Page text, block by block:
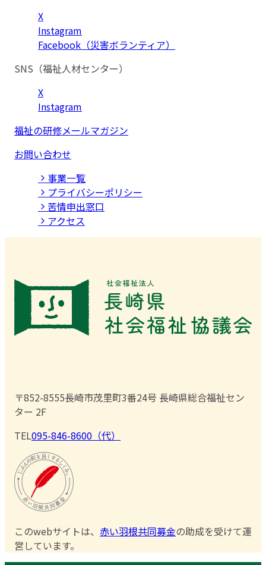
X
Instagram
Facebook（災害ボランティア）
SNS（福祉人材センター）
X
Instagram
福祉の研修メールマガジン
お問い合わせ
事業⼀覧
プライバシーポリシー
苦情申出窓口
アクセス
〒852-8555長崎市茂里町3番24号 長崎県総合福祉セン
ター 2F
TEL095-846-8600（代）
このwebサイトは、 赤い羽根共同募金の助成を受けて運
営しています。